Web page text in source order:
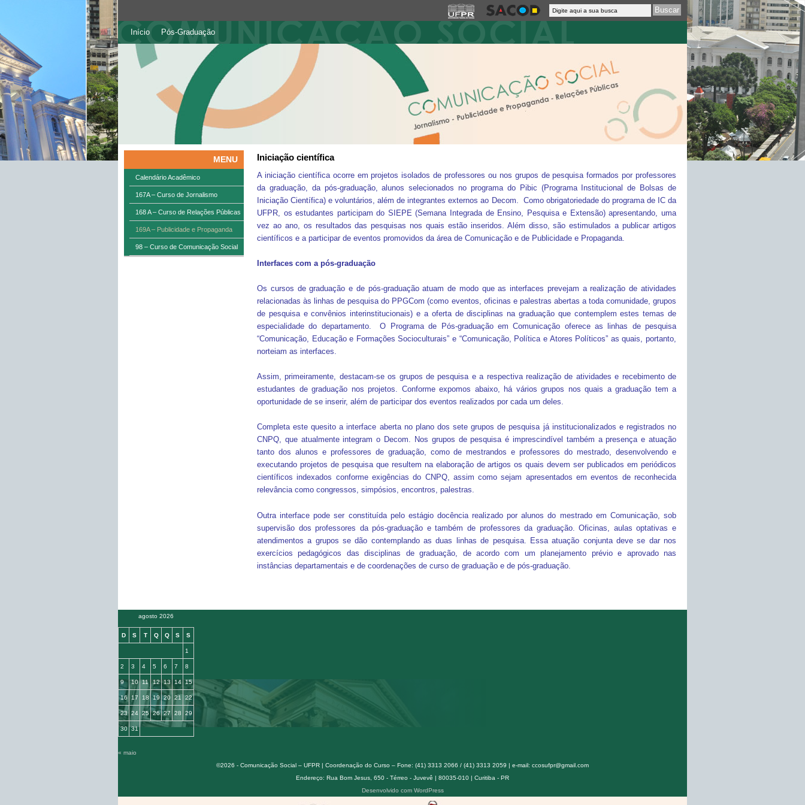
Início Pós-Graduação
MENU
Calendário Acadêmico
167A – Curso de Jornalismo
168 A – Curso de Relações Públicas
169A – Publicidade e Propaganda
98 – Curso de Comunicação Social
Iniciação científica
A iniciação científica ocorre em projetos isolados de professores ou nos grupos de pesquisa formados por professores
da graduação, da pós-graduação, alunos selecionados no programa do Pibic (Programa Institucional de Bolsas de
Iniciação Científica) e voluntários, além de integrantes externos ao Decom. Como obrigatoriedade do programa de IC da
UFPR, os estudantes participam do SIEPE (Semana Integrada de Ensino, Pesquisa e Extensão) apresentando, uma
vez ao ano, os resultados das pesquisas nos quais estão inseridos. Além disso, são estimulados a publicar artigos
científicos e a participar de eventos promovidos da área de Comunicação e de Publicidade e Propaganda.
Interfaces com a pós-graduação
Os cursos de graduação e de pós-graduação atuam de modo que as interfaces prevejam a realização de atividades
relacionadas às linhas de pesquisa do PPGCom (como eventos, oficinas e palestras abertas a toda comunidade, grupos
de pesquisa e convênios interinstitucionais) e a oferta de disciplinas na graduação que contemplem estes temas de
especialidade do departamento. O Programa de Pós-graduação em Comunicação oferece as linhas de pesquisa
“Comunicação, Educação e Formações Socioculturais” e “Comunicação, Política e Atores Políticos” as quais, portanto,
norteiam as interfaces.
Assim, primeiramente, destacam-se os grupos de pesquisa e a respectiva realização de atividades e recebimento de
estudantes de graduação nos projetos. Conforme expomos abaixo, há vários grupos nos quais a graduação tem a
oportunidade de se inserir, além de participar dos eventos realizados por cada um deles.
Completa este quesito a interface aberta no plano dos sete grupos de pesquisa já institucionalizados e registrados no
CNPQ, que atualmente integram o Decom. Nos grupos de pesquisa é imprescindível também a presença e atuação
tanto dos alunos e professores de graduação, como de mestrandos e professores do mestrado, desenvolvendo e
executando projetos de pesquisa que resultem na elaboração de artigos os quais devem ser publicados em periódicos
científicos indexados conforme exigências do CNPQ, assim como sejam apresentados em eventos de reconhecida
relevância como congressos, simpósios, encontros, palestras.
Outra interface pode ser constituída pelo estágio docência realizado por alunos do mestrado em Comunicação, sob
supervisão dos professores da pós-graduação e também de professores da graduação. Oficinas, aulas optativas e
atendimentos a grupos se dão contemplando as duas linhas de pesquisa. Essa atuação conjunta deve se dar nos
exercícios pedagógicos das disciplinas de graduação, de acordo com um planejamento prévio e aprovado nas
instâncias departamentais e de coordenações de curso de graduação e de pós-graduação.
agosto 2026
D S T Q Q S S
1
2 3 4 5 6 7 8
9 10 11 12 13 14 15
16 17 18 19 20 21 22
23 24 25 26 27 28 29
30 31
« maio
©2026 - Comunicação Social – UFPR | Coordenação do Curso – Fone: (41) 3313 2066 / (41) 3313 2059 | e-mail: ccosufpr@gmail.com
Endereço: Rua Bom Jesus, 650 - Térreo - Juvevê | 80035-010 | Curitiba - PR
Desenvolvido com WordPress